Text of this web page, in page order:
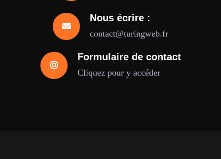
Nous écrire :
contact@turingweb.fr
Formulaire de contact
Cliquez pour y accéder